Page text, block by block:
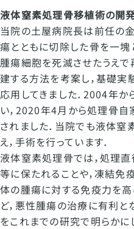
液体窒素処理骨移植術の開
当院の土屋病院長は前任の
瘍とともに切除した骨を一塊
腫瘍細胞を死滅させたうえ
建する方法を考案し，基礎実
応用してきました． 2004年か
い， 2020年4月から処理骨自
されました．当院でも液体
え，手術を行っています．
液体窒素処理骨では，処理
等に保たれることや，凍結免
体の腫瘍に対する免疫力を高
ど，悪性腫瘍の治療に有利と
をこれまでの研究で明らかに